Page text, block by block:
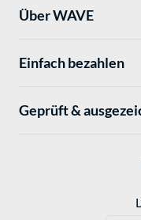
Über WAVE
Einfach bezahlen
Geprüft &